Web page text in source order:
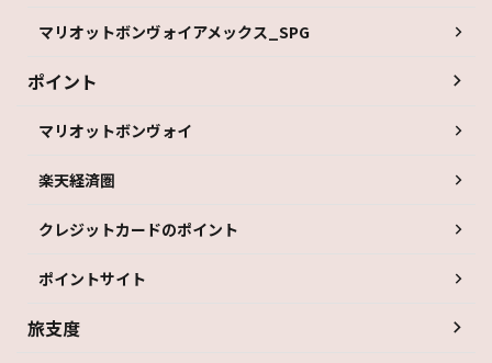
マリオットボンヴォイアメックス_SPG
ポイント
マリオットボンヴォイ
楽天経済圏
クレジットカードのポイント
ポイントサイト
旅支度